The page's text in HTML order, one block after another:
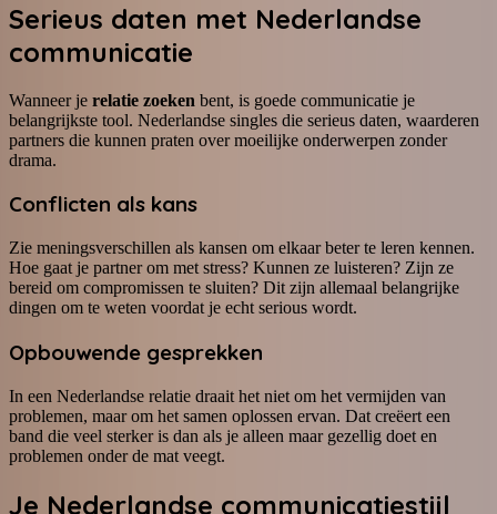
Serieus daten met Nederlandse
communicatie
Wanneer je relatie zoeken bent, is goede communicatie je
belangrijkste tool. Nederlandse singles die serieus daten, waarderen
partners die kunnen praten over moeilijke onderwerpen zonder
drama.
Conflicten als kans
Zie meningsverschillen als kansen om elkaar beter te leren kennen.
Hoe gaat je partner om met stress? Kunnen ze luisteren? Zijn ze
bereid om compromissen te sluiten? Dit zijn allemaal belangrijke
dingen om te weten voordat je echt serious wordt.
Opbouwende gesprekken
In een Nederlandse relatie draait het niet om het vermijden van
problemen, maar om het samen oplossen ervan. Dat creëert een
band die veel sterker is dan als je alleen maar gezellig doet en
problemen onder de mat veegt.
Je Nederlandse communicatiestijl